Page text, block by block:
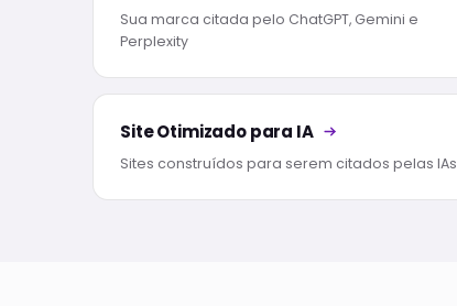
Sua marca citada pelo ChatGPT, Gemini e
Perplexity
Site Otimizado para IA
Sites construídos para serem citados pelas IAs